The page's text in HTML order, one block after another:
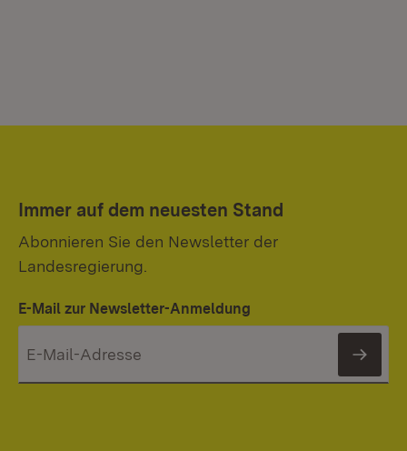
Immer auf dem neuesten Stand
Abonnieren Sie den Newsletter der
Landesregierung.
E-Mail zur Newsletter-Anmeldung